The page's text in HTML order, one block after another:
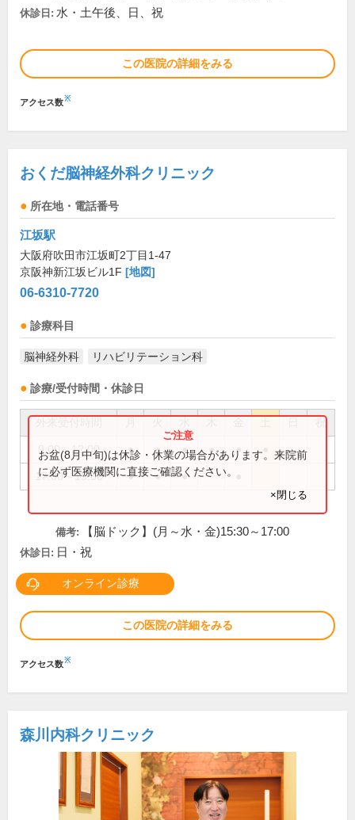
休診日: 水・土午後、日、祝
この医院の詳細をみる
アクセス数※
おくだ脳神経外科クリニック
所在地・電話番号
江坂駅
大阪府吹田市江坂町2丁目1-47
京阪神新江坂ビル1F [地図]
06-6310-7720
診療科目
脳神経外科 リハビリテーション科
診療/受付時間・休診日
祝
9:00～12:00 ● ● ● ● ●
17:00～19:00 ● ● ●
お盆(8月中旬)は休診・休業の場合があります。来院前
に必ず医療機関に直接ご確認ください。
×閉じる
備考: 【脳ドック】(月～水・金)15:30～17:00
休診日: 日・祝
オンライン診療
この医院の詳細をみる
アクセス数※
森川内科クリニック